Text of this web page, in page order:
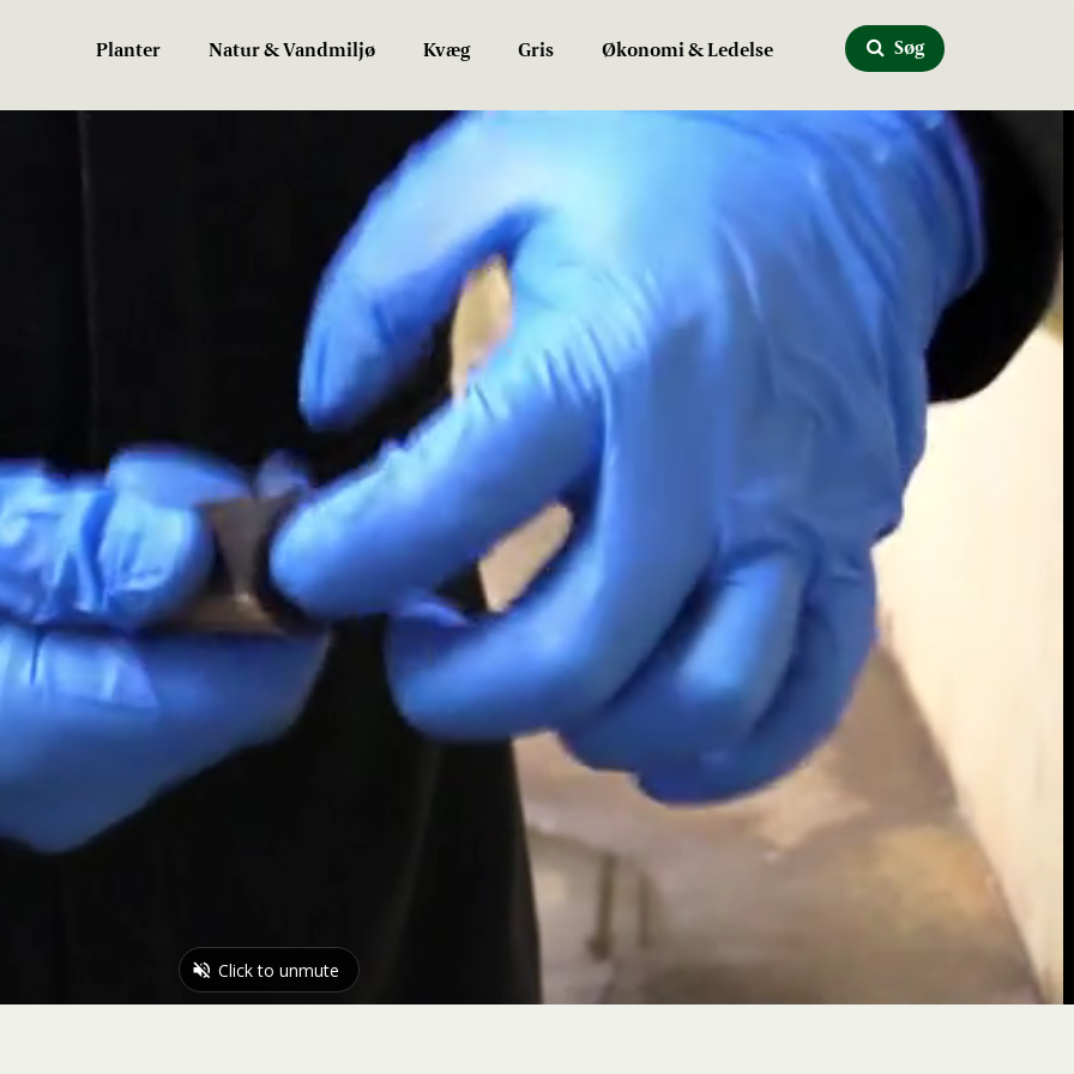
Planter Natur & Vandmiljø Kvæg Gris Økonomi & Ledelse Søg